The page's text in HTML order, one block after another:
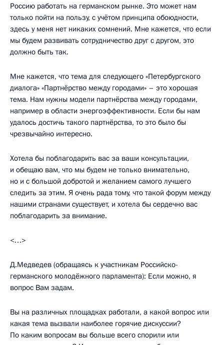
Россию работать на германском рынке. Это может нам
только пойти на пользу, с учётом принципа обоюдности,
здесь у меня нет никаких сомнений. Мне кажется, что если
мы будем развивать сотрудничество друг с другом, это
должно быть так.
Мне кажется, что тема для следующего «Петербургского
диалога» «Партнёрство между городами» – это хорошая
тема. Нам нужны модели партнёрства между городами,
например в области энергоэффективности. Если бы нам
удалось достичь такого партнёрства, то это было бы
чрезвычайно интересно.
Хотела бы поблагодарить вас за ваши консультации,
и обещаю вам, что мы будем не только внимательно,
но и с большой добротой и желанием самого лучшего
следить за этим. Я очень рада тому, что такой форум между
нашими странами существует, и хотела бы сердечно вас
поблагодарить за внимание.
<…>
Д.Медведев (обращаясь к участникам Российско-
германского молодёжного парламента): Если можно, я
вопрос Вам задам.
Вы на различных площадках работали, а какой вопрос или
какая тема вызвали наиболее горячие дискуссии?
По каким вопросам вы больше всего спорили или